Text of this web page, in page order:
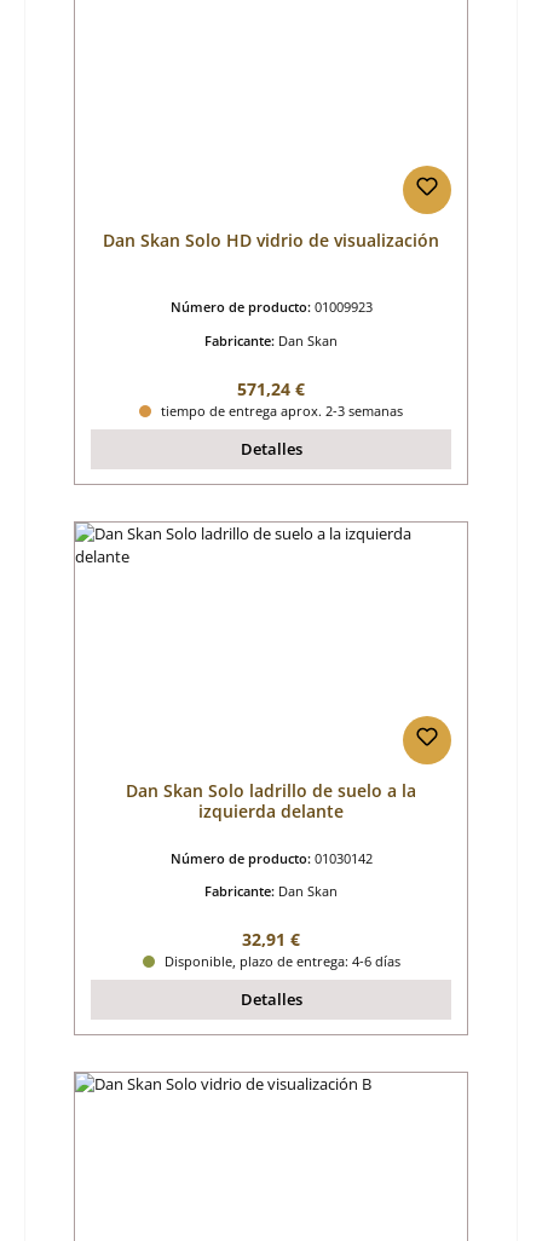
Dan Skan Solo HD vidrio de visualización
Número de producto: 01009923
Fabricante: Dan Skan
Precio normal:
571,24 €
tiempo de entrega aprox. 2-3 semanas
Detalles
Dan Skan Solo ladrillo de suelo a la
izquierda delante
Número de producto: 01030142
Fabricante: Dan Skan
Precio normal:
32,91 €
Disponible, plazo de entrega: 4-6 días
Detalles